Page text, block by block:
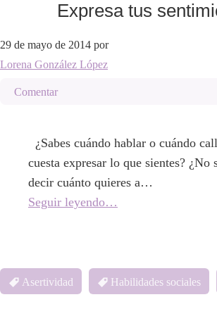
Expresa tus
29 de mayo de 2014 por
Lorena González López
Comentar
¿Sabes cuándo hablar o cuándo
cuesta expresar lo que sientes? ¿No
decir cuánto quieres a…
Seguir leyendo…
Asertividad Habilidades sociales